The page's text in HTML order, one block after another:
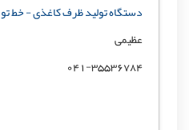
دستگاه تولید ظرف کاغذی - خط تو
عظیمی
041-35536784